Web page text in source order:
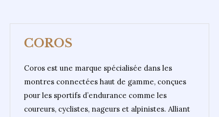
COROS
Coros est une marque spécialisée dans les
montres connectées haut de gamme, conçues
pour les sportifs d’endurance comme les
coureurs, cyclistes, nageurs et alpinistes. Alliant